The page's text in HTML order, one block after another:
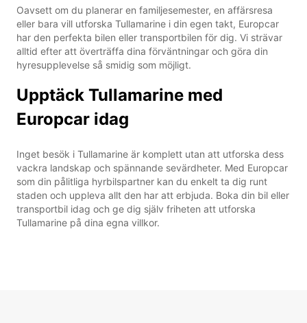
Oavsett om du planerar en familjesemester, en affärsresa
eller bara vill utforska Tullamarine i din egen takt, Europcar
har den perfekta bilen eller transportbilen för dig. Vi strävar
alltid efter att överträffa dina förväntningar och göra din
hyresupplevelse så smidig som möjligt.
Upptäck Tullamarine med
Europcar idag
Inget besök i Tullamarine är komplett utan att utforska dess
vackra landskap och spännande sevärdheter. Med Europcar
som din pålitliga hyrbilspartner kan du enkelt ta dig runt
staden och uppleva allt den har att erbjuda. Boka din bil eller
transportbil idag och ge dig själv friheten att utforska
Tullamarine på dina egna villkor.